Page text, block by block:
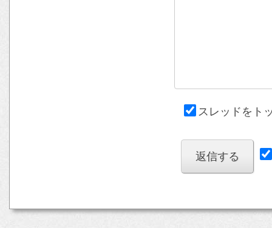
スレッドをト